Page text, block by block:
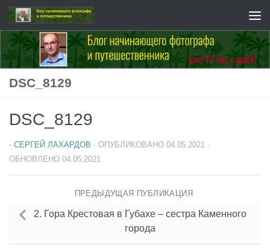
Перейти к содержимому
DSC_8129
DSC_8129
- СЕРГЕЙ ЛАХАРДОВ · ОПУБЛИКОВАНО 04.05.2021 ·
ОБНОВЛЕНО 04.05.2021
ПРЕДЫДУЩАЯ ПУБЛИКАЦИЯ
2. Гора Крестовая в Губахе – сестра Каменного
города